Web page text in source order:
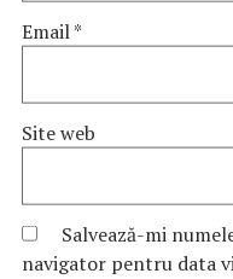
Email*
Site web
Salvează-mi
navigator pentru data